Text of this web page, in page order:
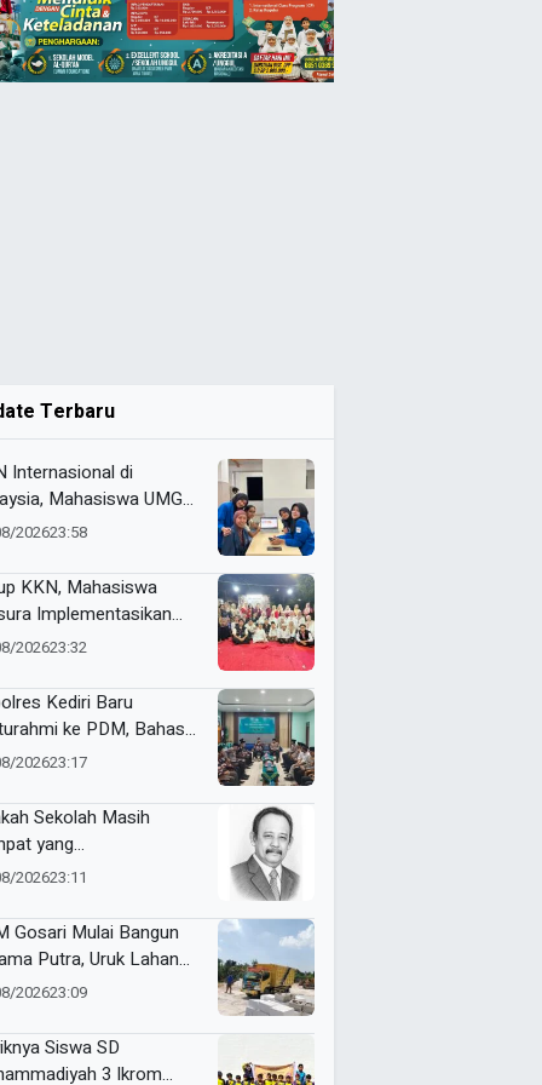
Terbaru
Internasional di
Mahasiswa UMG
Website
202623:58
KKN, Mahasiswa
Implementasikan
Bin untuk Sampah
202623:32
Kediri Baru
ke PDM, Bahas
Jaga Kamtibmas
202623:17
Sekolah Masih
yang
202623:11
Gosari Mulai Bangun
Putra, Uruk Lahan
81 Dump Truck
202623:09
Siswa SD
3 Ikrom